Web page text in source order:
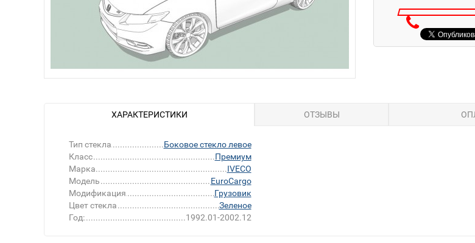
ХАРАКТЕРИСТИКИ ОТЗЫВЫ
Тип стекла
Боковое стекло левое
Класс
Премиум
Марка
IVECO
Модель
EuroCargo
Модификация
Грузовик
Цвет стекла
Зеленое
Год:
1992.01-2002.12